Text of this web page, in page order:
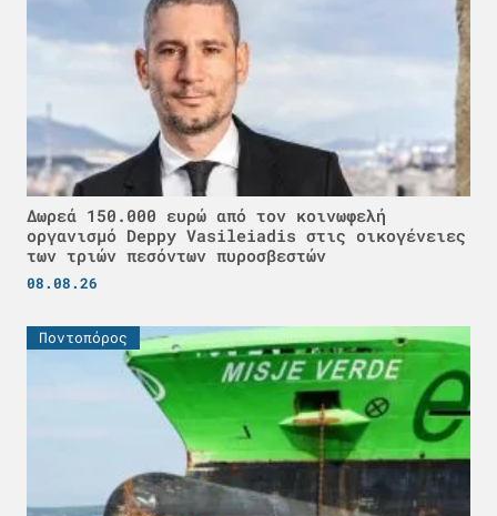
Δωρεά 150.000 ευρώ από τον κοινωφελή
οργανισμό Deppy Vasileiadis στις οικογένειες
των τριών πεσόντων πυροσβεστών
08.08.26
Ποντοπόρος